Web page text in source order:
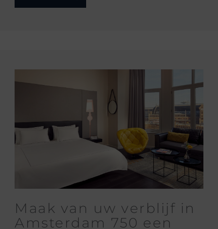
Maak van uw verblijf in
Amsterdam 750 een